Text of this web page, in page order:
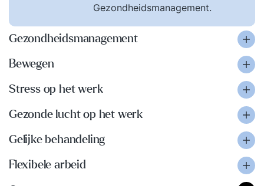
Gezondheidsmanagement.
Gezondheidsmanagement
Bewegen
Stress op het werk
Gezonde lucht op het werk
Gelijke behandeling
Flexibele arbeid